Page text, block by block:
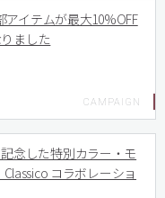
アイテムが最大10%OFF
ました
記念した特別カラー・モ
コラボレーショ